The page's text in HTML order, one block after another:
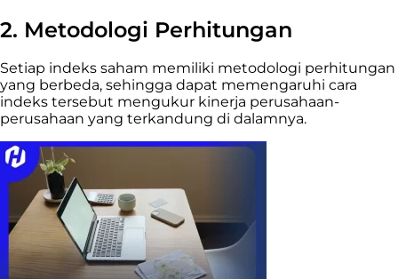
2. Metodologi Perhitungan
Setiap indeks saham memiliki metodologi perhitungan
yang berbeda, sehingga dapat memengaruhi cara
indeks tersebut mengukur kinerja perusahaan-
perusahaan yang terkandung di dalamnya.